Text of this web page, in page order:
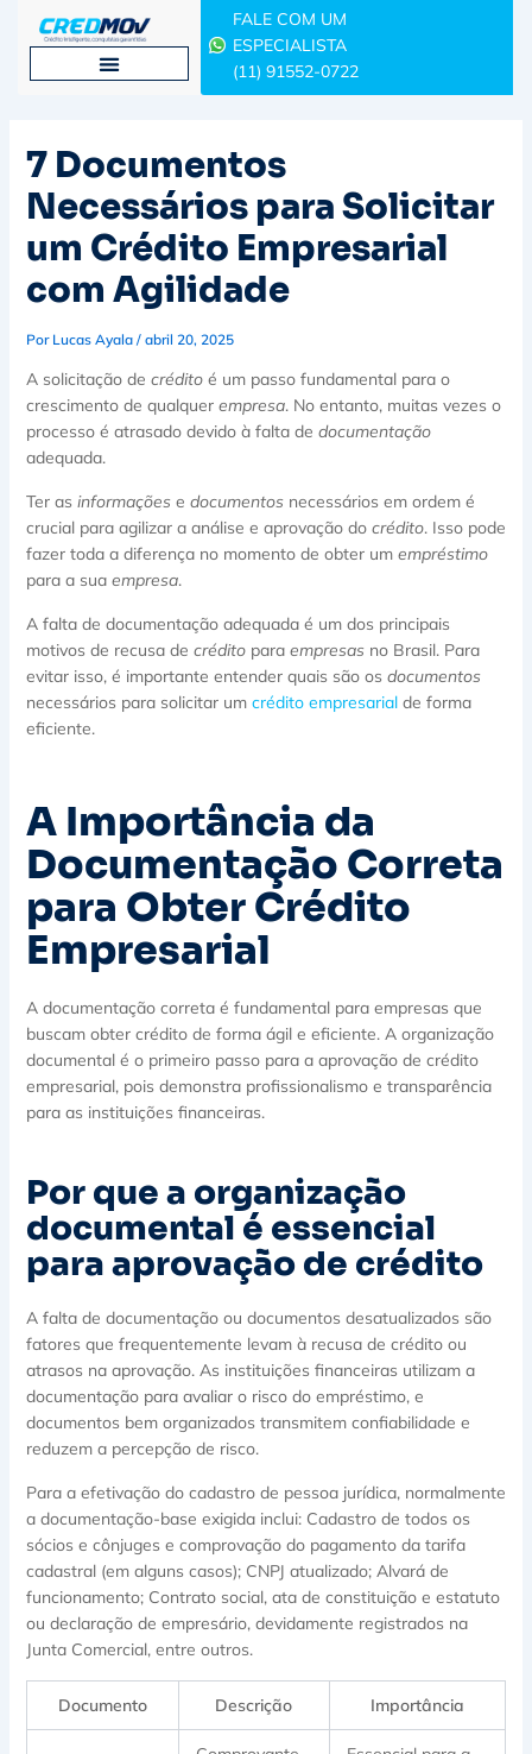
FALE COM UM
ESPECIALISTA
(11) 91552-0722
7 Documentos
Necessários para Solicitar
um Crédito Empresarial
com Agilidade
Por Lucas Ayala / abril 20, 2025
A solicitação de créditoé um passo fundamental para o
crescimento de qualquer empresa. No entanto, muitas vezes o
processo é atrasado devido à falta de documentação
adequada.
Ter as informaçõese documentosnecessários em ordem é
crucial para agilizar a análise e aprovação do crédito. Isso pode
fazer toda a diferença no momento de obter um empréstimo
para a sua empresa.
A falta de documentação adequada é um dos principais
motivos de recusa de créditopara empresasno Brasil. Para
evitar isso, é importante entender quais são os documentos
necessários para solicitar um crédito empresarialde forma
eficiente.
A Importância da
Documentação Correta
para Obter Crédito
Empresarial
A documentação correta é fundamental para empresas que
buscam obter crédito de forma ágil e eficiente. A organização
documental é o primeiro passo para a aprovação de crédito
empresarial, pois demonstra profissionalismo e transparência
para as instituições financeiras.
Por que a organização
documental é essencial
para aprovação de crédito
A falta de documentação ou documentos desatualizados são
fatores que frequentemente levam à recusa de crédito ou
atrasos na aprovação. As instituições financeiras utilizam a
documentação para avaliar o risco do empréstimo, e
documentos bem organizados transmitem confiabilidade e
reduzem a percepção de risco.
Para a efetivação do cadastro de pessoa jurídica, normalmente
a documentação-base exigida inclui: Cadastro de todos os
sócios e cônjuges e comprovação do pagamento da tarifa
cadastral (em alguns casos); CNPJ atualizado; Alvará de
funcionamento; Contrato social, ata de constituição e estatuto
ou declaração de empresário, devidamente registrados na
Junta Comercial, entre outros.
Documento Descrição Importância